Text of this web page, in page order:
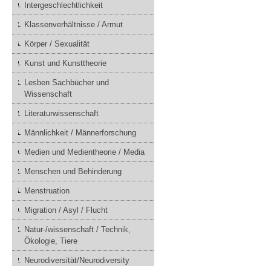
Intergeschlechtlichkeit
Klassenverhältnisse / Armut
Körper / Sexualität
Kunst und Kunsttheorie
Lesben Sachbücher und
Wissenschaft
Literaturwissenschaft
Männlichkeit / Männerforschung
Medien und Medientheorie / Media
Menschen und Behinderung
Menstruation
Migration / Asyl / Flucht
Natur-/wissenschaft / Technik,
Ökologie, Tiere
Neurodiversität/Neurodiversity